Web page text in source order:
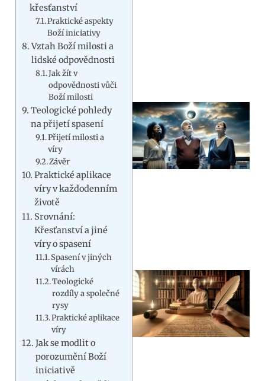
křesťanství
Praktické aspekty
Boží iniciativy
Vztah Boží milosti a
lidské odpovědnosti
Jak žít v
odpovědnosti vůči
Boží milosti
Teologické pohledy
na přijetí spasení
Přijetí milosti a
víry
Závěr
Praktické aplikace
víry v každodenním
životě
Srovnání:
Křesťanství a jiné
víry o spasení
Spasení v jiných
vírách
Teologické
rozdíly a společné
rysy
Praktické aplikace
víry
Jak se modlit o
porozumění Boží
iniciativě